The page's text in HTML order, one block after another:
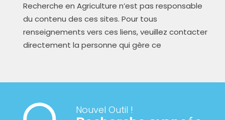
Recherche en Agriculture n’est pas responsable
du contenu des ces sites. Pour tous
renseignements vers ces liens, veuillez contacter
directement la personne qui gère ce
Nouvel Outil !